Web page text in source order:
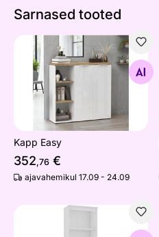
Sarnased tooted
Kapp Easy
Otsi sarnaseid
Kapp Easy
352,76 €
ajavahemikul 17.09 - 24.09